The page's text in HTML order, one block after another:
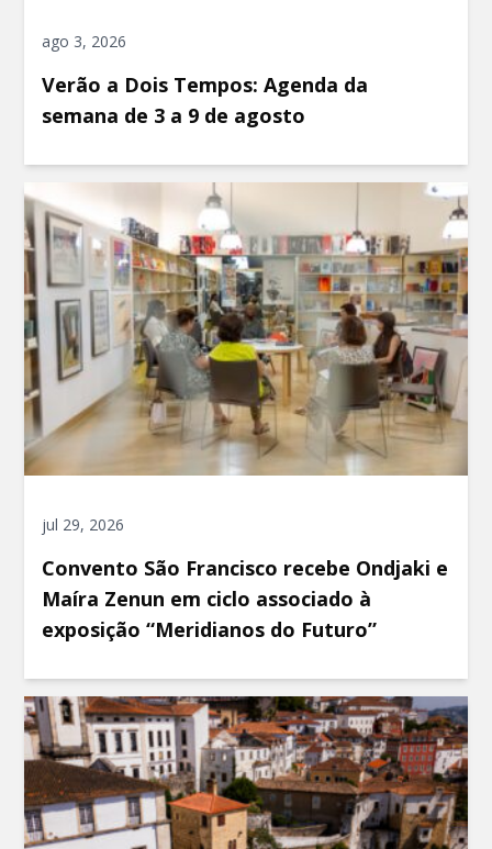
ago 3, 2026
Verão a Dois Tempos: Agenda da
semana de 3 a 9 de agosto
jul 29, 2026
Convento São Francisco recebe Ondjaki e
Maíra Zenun em ciclo associado à
exposição “Meridianos do Futuro”